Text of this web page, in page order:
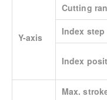
Y-axis
Cutting
Index step
Index
Max.